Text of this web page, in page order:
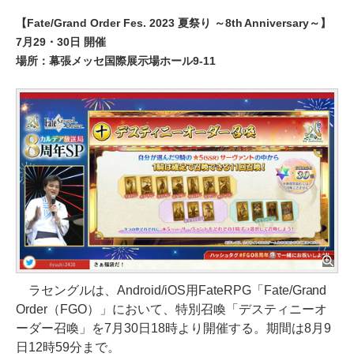
【Fate/Grand Order Fes. 2023 夏祭り ～8th Anniversary～】
7月29・30日 開催
場所：幕張メッセ国際展示場ホール9-11
ラセングルは、Android/iOS用FateRPG「Fate/Grand
Order（FGO）」において、特別召喚「デスティニーオ
ーダー召喚」を7月30日18時より開催する。期間は8月9
日12時59分まで。